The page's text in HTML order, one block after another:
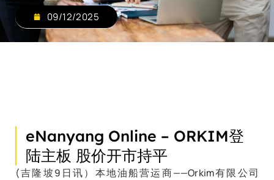
09/12/2025
eNanyang Online – ORKIM登
陆主板 股价开市持平
(吉隆坡9日讯）本地油船营运商——Orkim有限公司